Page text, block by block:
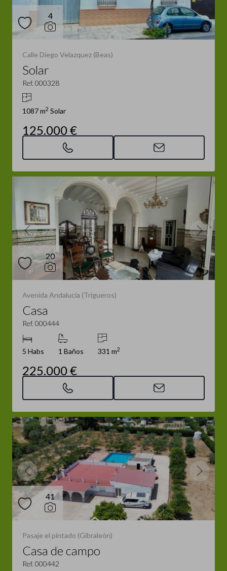
4
Calle Diego Velazquez (Beas)
Solar
Ref. 000328
1087 m2 Solar
125.000 €
20
Avenida Andalucía (Trigueros)
Casa
Ref. 000444
5 Habs 1 Baños 331 m2
225.000 €
41
Pasaje el pintado (Gibraleón)
Casa de campo
Ref. 000442